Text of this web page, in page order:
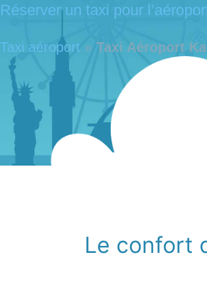
Réserver un taxi pour
Taxi aéroport » Taxi Aéroport
Le confort